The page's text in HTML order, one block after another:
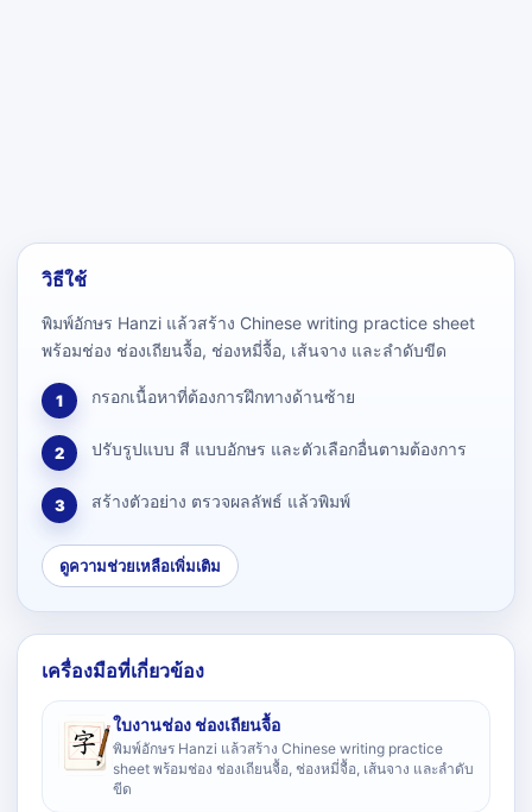
วิธีใช้
พิมพ์อักษร Hanzi แล้วสร้าง Chinese writing practice sheet
พร้อมช่อง ช่องเถียนจื้อ, ช่องหมี่จื้อ, เส้นจาง และลำดับขีด
1 กรอกเนื้อหาที่ต้องการฝึกทางด้านซ้าย
2 ปรับรูปแบบ สี แบบอักษร และตัวเลือกอื่นตามต้องการ
3 สร้างตัวอย่าง ตรวจผลลัพธ์ แล้วพิมพ์
ดูความช่วยเหลือเพิ่มเติม
เครื่องมือที่เกี่ยวข้อง
ใบงานช่อง ช่องเถียนจื้อ
พิมพ์อักษร Hanzi แล้วสร้าง Chinese writing practice
sheet พร้อมช่อง ช่องเถียนจื้อ, ช่องหมี่จื้อ, เส้นจาง และลำดับ
ขีด